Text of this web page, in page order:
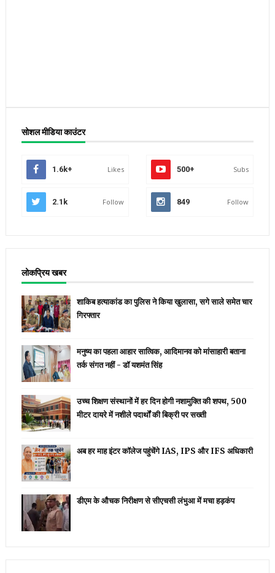
सोशल मीडिया काउंटर
1.6k+ Likes 500+ Subs
2.1k Follow 849 Follow
लोकप्रिय खबर
शाकिब हत्याकांड का पुलिस ने किया खुलासा, सगे साले समेत चार
गिरफ्तार
मनुष्य का पहला आहार सात्विक, आदिमानव को मांसाहारी बताना
तर्क संगत नहीं - डॉ यशमंत सिंह
उच्च शिक्षण संस्थानों में हर दिन होगी नशामुक्ति की शपथ, 500
मीटर दायरे में नशीले पदार्थों की बिक्री पर सख्ती
अब हर माह इंटर कॉलेज पहुंचेंगे IAS, IPS और IFS अधिकारी
डीएम के औचक निरीक्षण से सीएचसी लंभुआ में मचा हड़कंप